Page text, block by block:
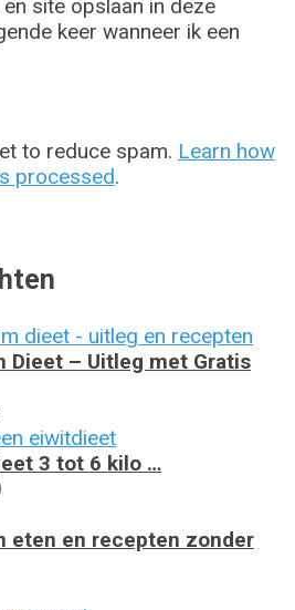
site opslaan in deze
keer wanneer ik een
to reduce spam. Learn how
processed.
Dieet – Uitleg met Gratis
3 tot 6 kilo …
eten en recepten zonder